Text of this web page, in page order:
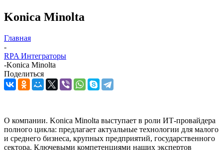
Konica Minolta
Главная
-
RPA Интеграторы
-Konica Minolta
Поделиться
О компании. Konica Minolta выступает в роли ИТ-провайдера
полного цикла: предлагает актуальные технологии для малого
и среднего бизнеса, крупных предприятий, государственного
сектора. Ключевыми компетенциями наших экспертов